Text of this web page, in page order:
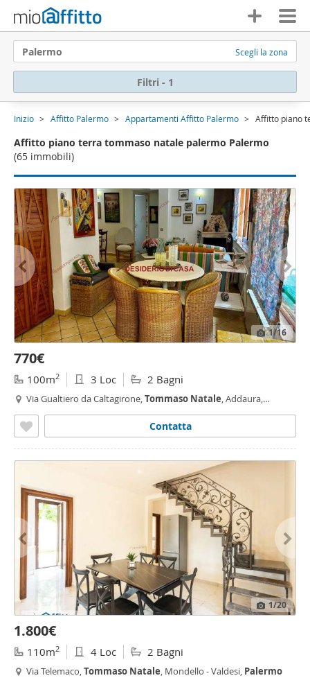
Palermo Scegli la zona
Filtri - 1
Inizio Affitto Palermo Appartamenti Affitto Palermo Affitto piano
Affitto piano terra tommaso natale palermo Palermo
(65 immobili)
1/16
770€
100m2 3 Loc 2 Bagni
Via Gualtiero da Caltagirone,Tommaso Natale, Addaura,
Contatta
1/20
1.800€
110m2 4 Loc 2 Bagni
Via Telemaco,Tommaso Natale, Mondello - Valdesi, Palermo